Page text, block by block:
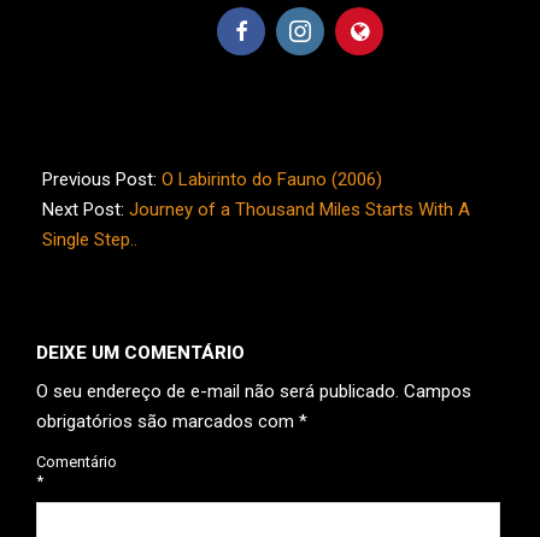
04-
02
Previous Post: O Labirinto do Fauno (2006)
Next Post: Journey of a Thousand Miles Starts With A
Single Step..
DEIXE UM COMENTÁRIO
O seu endereço de e-mail não será publicado. Campos
obrigatórios são marcados com *
Comentário
*